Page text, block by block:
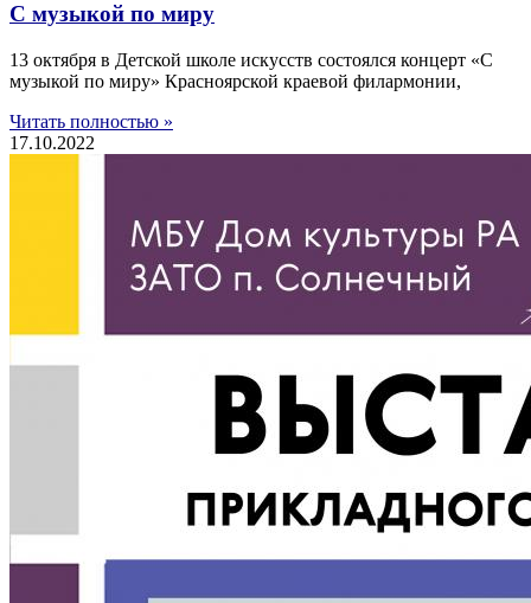
С музыкой по миру
13 октября в Детской школе искусств состоялся концерт «С
музыкой по миру» Красноярской краевой филармонии,
Читать полностью »
17.10.2022